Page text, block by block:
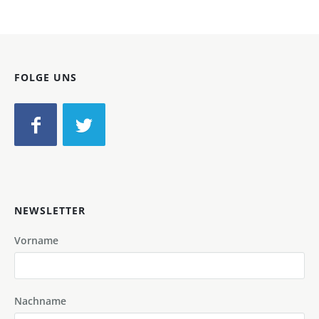
FOLGE UNS
NEWSLETTER
Vorname
Nachname